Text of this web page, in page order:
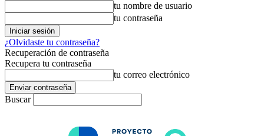
tu nombre de usuario
tu contraseña
¿Olvidaste tu contraseña?
Recuperación de contraseña
Recupera tu contraseña
tu correo electrónico
Buscar